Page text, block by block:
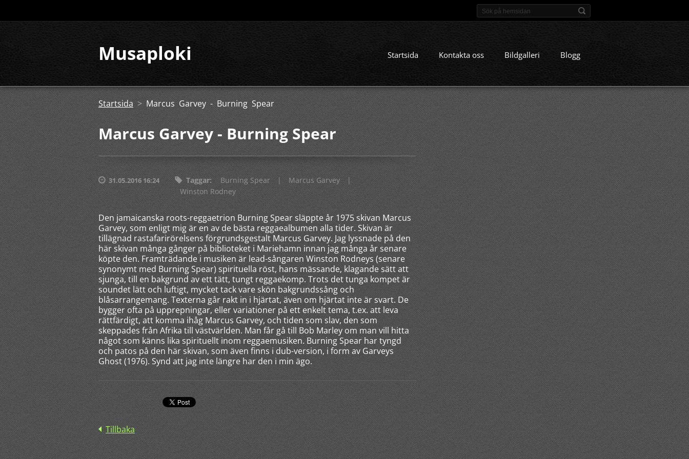
Musaploki Startsida Kontakta oss Bildgalleri Blogg
Startsida > Marcus Garvey - Burning Spear
Marcus Garvey - Burning Spear
31.05.2016 16:24 Taggar: Burning Spear | Marcus Garvey
|
Winston Rodney
Den jamaicanska roots-reggaetrion Burning Spear släppte år 1975 skivan Marcus
Garvey, som enligt mig är en av de bästa reggaealbumen alla tider. Skivan är
tillägnad rastafarirörelsens förgrundsgestalt Marcus Garvey. Jag lyssnade på den
här skivan många gånger på biblioteket i Mariehamn innan jag många år senare
köpte den. Framträdande i musiken är lead-sångaren Winston Rodneys (senare
synonymt med Burning Spear) spirituella röst, hans mässande, klagande sätt att
sjunga, till en bakgrund av ett tätt, tungt reggaekomp. Trots det tunga kompet är
soundet lätt och luftigt, mycket tack vare skön bakgrundssång och
blåsarrangemang. Texterna går rakt in i hjärtat, även om hjärtat inte är svart. De
bygger ofta på upprepningar, eller variationer på ett enkelt tema, t.ex. att leva
rättfärdigt, att komma ihåg Marcus Garvey, och tiden som slav, den som
skeppades från Afrika till västvärlden. Man får gå till Bob Marley om man vill hitta
något som känns lika spirituellt inom reggaemusiken. Burning Spear har tyngd
och patos på den här skivan, som även finns i dub-version, i form av Garveys
Ghost (1976). Synd att jag inte längre har den i min ägo.
Tillbaka